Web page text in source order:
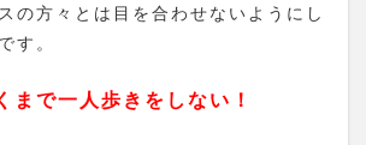
の方々とは目を合わせないようにし
す。
まで一人歩きをしない！